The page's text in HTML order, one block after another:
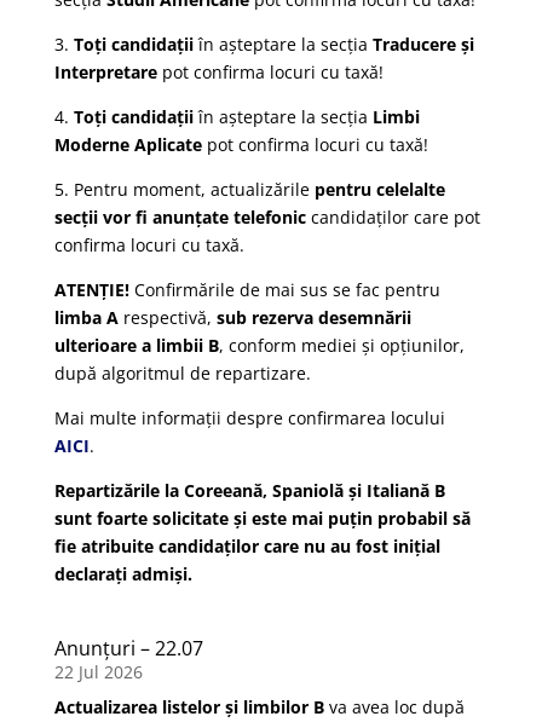
3. Toți candidațiiîn așteptare la secția Traducere și
Interpretarepot confirma locuri cu taxă!
4. Toți candidațiiîn așteptare la secția Limbi
Moderne Aplicatepot confirma locuri cu taxă!
5. Pentru moment, actualizărilepentru celelalte
secții vor fi anunțate telefoniccandidaților care pot
confirma locuri cu taxă.
ATENȚIE!Confirmările de mai sus se fac pentru
limba Arespectivă, sub rezerva desemnării
ulterioare a limbii B, conform mediei și opțiunilor,
după algoritmul de repartizare.
Mai multe informații despre confirmarea locului
AICI.
Repartizările la Coreeană, Spaniolă și Italiană B
sunt foarte solicitate și este mai puțin probabil să
fie atribuite candidaților care nu au fost inițial
declarați admiși.
Anunțuri – 22.07
22 Jul 2026
Actualizarea listelor și limbilor Bva avea loc după